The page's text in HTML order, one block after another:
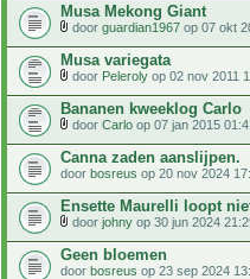
Musa Mekong Giant
door guardian1967 op 07 okt
Musa variegata
door Peleroly op 02 nov 2011
Bananen kweeklog Carlo
door Carlo op 07 jan 2015
Canna zaden aanslijpen.
door bosreus op 20 nov 2024
Ensette Maurelli loopt
door johny op 30 jun 2024
Geen bloemen
door bosreus op 23 sep 2024